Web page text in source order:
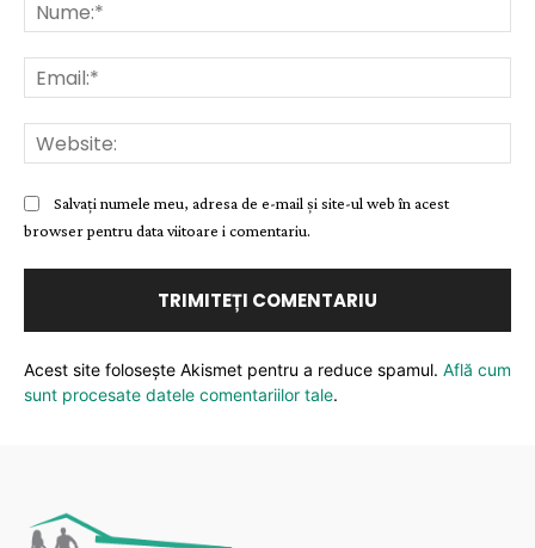
Salvați numele meu, adresa de e-mail și site-ul web în acest
browser pentru data viitoare i comentariu.
Acest site folosește Akismet pentru a reduce spamul. Află cum
sunt procesate datele comentariilor tale.